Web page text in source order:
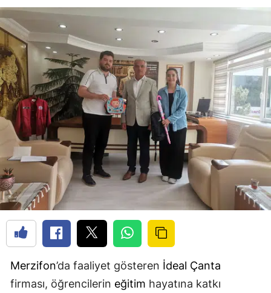
Merzifon’da faaliyet gösteren İdeal Çanta
firması, öğrencilerin eğitim hayatına katkı